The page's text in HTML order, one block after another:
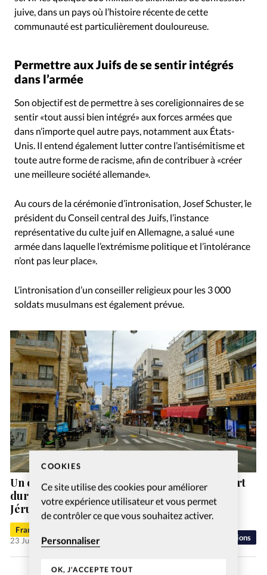
COOKIES
Ce site utilise des cookies pour améliorer
votre expérience utilisateur et vous permet
de contrôler ce que vous souhaitez activer.
Personnaliser
OK, J'ACCEPTE TOUT
juive, dans un pays où l’histoire récente de cette
communauté est particulièrement douloureuse.
Permettre aux Juifs de se sentir intégrés
dans l’armée
Son objectif est de permettre à ses coreligionnaires de se
sentir «tout aussi bien intégré» aux forces armées que
dans n’importe quel autre pays, notamment aux États-
Unis. Il entend également lutter contre l’antisémitisme et
toute autre forme de racisme, afin de contribuer à «créer
une meilleure société allemande».
Au cours de la cérémonie d’intronisation, Josef Schuster, le
président du Conseil central des Juifs, l’instance
représentative du culte juif en Allemagne, a salué «une
armée dans laquelle l’extrémisme politique et l’intolérance
n’ont pas leur place».
L’intronisation d’un conseiller religieux pour les 3 000
soldats musulmans est également prévue.
Religions
Un café tenu par des juifs messianiques, ouvert
durant le Shabbat, provoque des tensions à
Jérusalem
Francis-George Sarpédon
23 Juil 2026